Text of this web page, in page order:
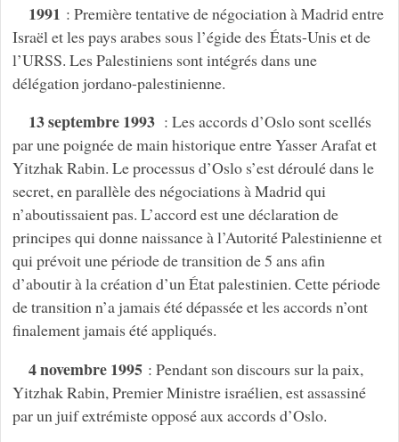
1991 : Première tentative de négociation à Madrid entre
Israël et les pays arabes sous l’égide des États-Unis et de
l’URSS. Les Palestiniens sont intégrés dans une
délégation jordano-palestinienne.
13 septembre 1993 : Les accords d’Oslo sont scellés
par une poignée de main historique entre Yasser Arafat et
Yitzhak Rabin. Le processus d’Oslo s’est déroulé dans le
secret, en parallèle des négociations à Madrid qui
n’aboutissaient pas. L’accord est une déclaration de
principes qui donne naissance à l’Autorité Palestinienne et
qui prévoit une période de transition de 5 ans afin
d’aboutir à la création d’un État palestinien. Cette période
de transition n’a jamais été dépassée et les accords n’ont
finalement jamais été appliqués.
4 novembre 1995: Pendant son discours sur la paix,
Yitzhak Rabin, Premier Ministre israélien, est assassiné
par un juif extrémiste opposé aux accords d’Oslo.